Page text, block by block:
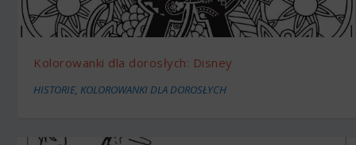
Kolorowanki dla dorosłych: Disney
HISTORIE,KOLOROWANKI DLA DOROSŁYCH